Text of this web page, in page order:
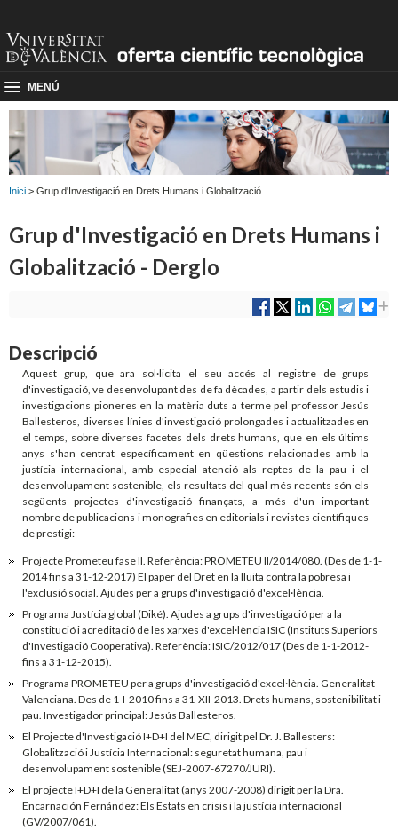
MENÚ
Inici > Grup d'Investigació en Drets Humans i Globalització
Grup d'Investigació en Drets Humans i
Globalització - Derglo
Descripció
Aquest grup, que ara sol·licita el seu accés al registre de grups
d'investigació, ve desenvolupant des de fa dècades, a partir dels estudis i
investigacions pioneres en la matèria duts a terme pel professor Jesús
Ballesteros, diverses línies d'investigació prolongades i actualitzades en
el temps, sobre diverses facetes dels drets humans, que en els últims
anys s'han centrat específicament en qüestions relacionades amb la
justícia internacional, amb especial atenció als reptes de la pau i el
desenvolupament sostenible, els resultats del qual més recents són els
següents projectes d'investigació finançats, a més d'un important
nombre de publicacions i monografies en editorials i revistes científiques
de prestigi:
Projecte Prometeu fase II. Referència: PROMETEU II/2014/080. (Des de 1-1-
2014 fins a 31-12-2017) El paper del Dret en la lluita contra la pobresa i
l'exclusió social. Ajudes per a grups d'investigació d'excel·lència.
Programa Justícia global (Diké). Ajudes a grups d'investigació per a la
constitució i acreditació de les xarxes d'excel·lència ISIC (Instituts Superiors
d'Investigació Cooperativa). Referència: ISIC/2012/017 (Des de 1-1-2012-
fins a 31-12-2015).
Programa PROMETEU per a grups d'investigació d'excel·lència. Generalitat
Valenciana. Des de 1-I-2010 fins a 31-XII-2013. Drets humans, sostenibilitat i
pau. Investigador principal: Jesús Ballesteros.
El Projecte d'Investigació I+D+I del MEC, dirigit pel Dr. J. Ballesters:
Globalització i Justícia Internacional: seguretat humana, pau i
desenvolupament sostenible (SEJ-2007-67270/JURI).
El projecte I+D+I de la Generalitat (anys 2007-2008) dirigit per la Dra.
Encarnación Fernández: Els Estats en crisis i la justícia internacional
(GV/2007/061).